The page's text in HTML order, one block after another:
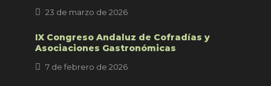
23 de marzo de 2026
IX Congreso Andaluz de Cofradías y
Asociaciones Gastronómicas
7 de febrero de 2026